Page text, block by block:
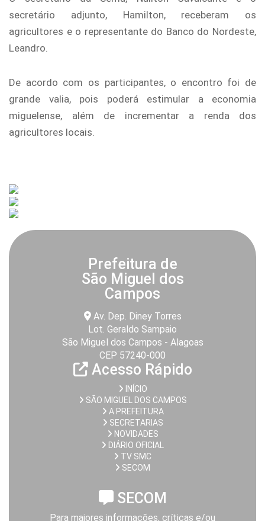
secretário adjunto, Hamilton, receberam os
agricultores e o representante do Banco do Nordeste,
Leandro.
De acordo com os participantes, o encontro foi de
grande valia, pois poderá estimular a economia
miguelense, além de incrementar a renda dos
agricultores locais.
Prefeitura de
São Miguel dos
Campos
Av. Dep. Diney Torres
Lot. Geraldo Sampaio
São Miguel dos Campos - Alagoas
CEP 57240-000
Acesso Rápido
INÍCIO
SÃO MIGUEL DOS CAMPOS
A PREFEITURA
SECRETARIAS
NOVIDADES
DIÁRIO OFICIAL
TV SMC
SECOM
SECOM
Para maiores informações, críticas e/ou